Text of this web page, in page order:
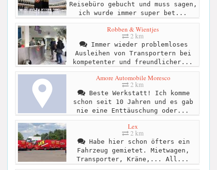
Reisebüro gebucht und muss sagen,
ich wurde immer super bet...
Robben & Wientjes
2 km
Immer wieder problemloses
Ausleihen von Transportern bei
kompetenter und freundlicher...
Amore Automobile Moresco
2 km
Beste Werkstatt! Ich komme
schon seit 10 Jahren und es gab
nie eine Enttäuschung oder...
Lex
2 km
Habe hier schon öfters ein
Fahrzeug gemietet. Mietwagen,
Transporter, Kräne,... All...